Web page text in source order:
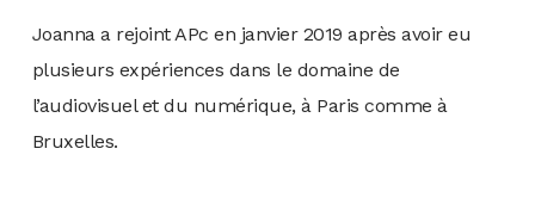
Joanna a rejoint APc en janvier 2019 après avoir eu
plusieurs expériences dans le domaine de
l’audiovisuel et du numérique, à Paris comme à
Bruxelles.